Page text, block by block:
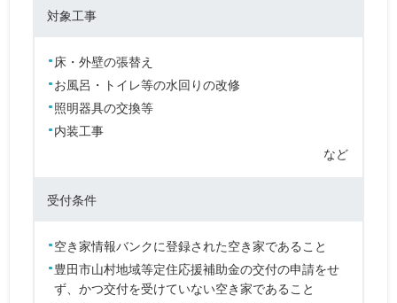
対象工事
床・外壁の張替え
お風呂・トイレ等の水回りの改修
照明器具の交換等
内装工事
など
受付条件
空き家情報バンクに登録された空き家であること
豊田市山村地域等定住応援補助金の交付の申請をせ
ず、かつ交付を受けていない空き家であること